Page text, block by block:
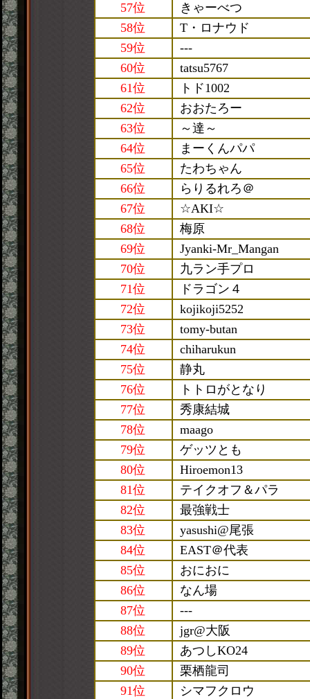
57位
きゃーべつ
58位
T・ロナウド
59位
---
60位
tatsu5767
61位
トド1002
62位
おおたろー
63位
～達～
64位
まーくんパパ
65位
たわちゃん
66位
らりるれろ＠
67位
☆AKI☆
68位
梅原
69位
Jyanki-Mr_Mangan
70位
九ラン手プロ
71位
ドラゴン４
72位
kojikoji5252
73位
tomy-butan
74位
chiharukun
75位
静丸
76位
トトロがとなり
77位
秀康結城
78位
maago
79位
ゲッツとも
80位
Hiroemon13
81位
テイクオフ＆パラ
82位
最強戦士
83位
yasushi@尾張
84位
EAST＠代表
85位
おにおに
86位
なん場
87位
---
88位
jgr@大阪
89位
あつしKO24
90位
栗栖龍司
91位
シマフクロウ